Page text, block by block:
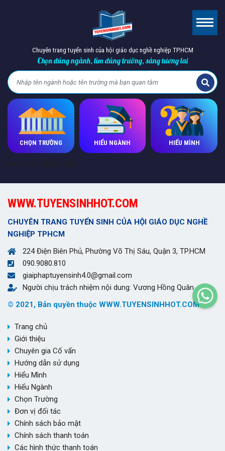
Chuyên trang tuyển sinh của hội giáo dục nghề nghiệp TP.HCM
Chọn đúng ngành, tìm đúng trường, sáng tương lai
HIỂU MÌNH
HIỂU NGÀNH
CHỌN TRƯỜNG
WWW.TUYENSINHHOT.COM
CHUYÊN TRANG TUYỂN SINH CỦA HỘI GIÁO DỤC NGHỀ
NGHIỆP TPHCM
224 Điện Biên Phủ, Phường Võ Thị Sáu, Quận 3, TP.HCM
090.9080.810
giaiphaptuyensinh4.0@gmail.com
Người chịu trách nhiệm nội dung: Vương Hồng Quân
© 2021, Bản quyền thuộc WWW.TUYENSINHHOT.COM
Trang chủ
Giới thiệu
Chuyên gia Cố vấn
Hướng dẫn sử dụng
Hiểu Mình
Hiểu Ngành
Chọn Trường
Đơn vị đối tác
Chính sách bảo mật
Chính sách thanh toán
Các hình thức thanh toán